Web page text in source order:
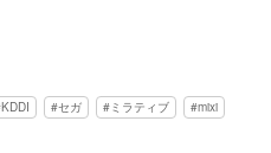
KDDI セガ ミラティブ mixi